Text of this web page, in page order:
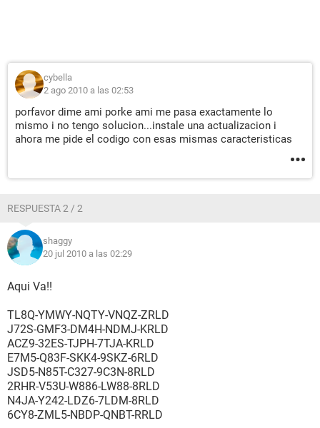
cybella
2 ago 2010 a las 02:53
porfavor dime ami porke ami me pasa exactamente lo
mismo i no tengo solucion...instale una actualizacion i
ahora me pide el codigo con esas mismas caracteristicas
RESPUESTA 2 / 2
shaggy
20 jul 2010 a las 02:29
Aqui Va!!
TL8Q-YMWY-NQTY-VNQZ-ZRLD
J72S-GMF3-DM4H-NDMJ-KRLD
ACZ9-32ES-TJPH-7TJA-KRLD
E7M5-Q83F-SKK4-9SKZ-6RLD
JSD5-N85T-C327-9C3N-8RLD
2RHR-V53U-W886-LW88-8RLD
N4JA-Y242-LDZ6-7LDM-8RLD
6CY8-ZML5-NBDP-QNBT-RRLD